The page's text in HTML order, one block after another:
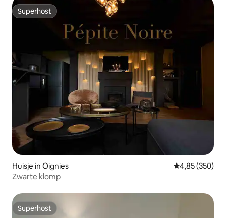
Superhost
Superhost
Huisje in Oignies Gemiddelde
4,85 (350)
Zwarte klomp
Superhost
Superhost